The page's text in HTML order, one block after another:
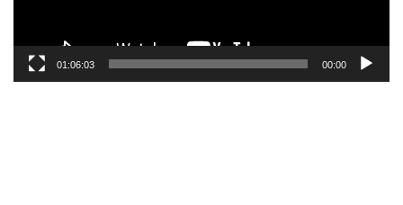
00:00
01:06:03